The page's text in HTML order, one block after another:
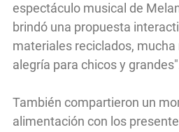
espectáculo musical de
brindó una propuesta
materiales reciclados,
alegría para chicos y
También compartieron un
alimentación con los